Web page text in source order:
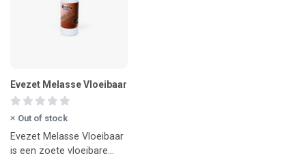
Evezet Melasse Vloeibaar
Out of stock
Evezet Melasse Vloeibaar
is een zoete vloeibare